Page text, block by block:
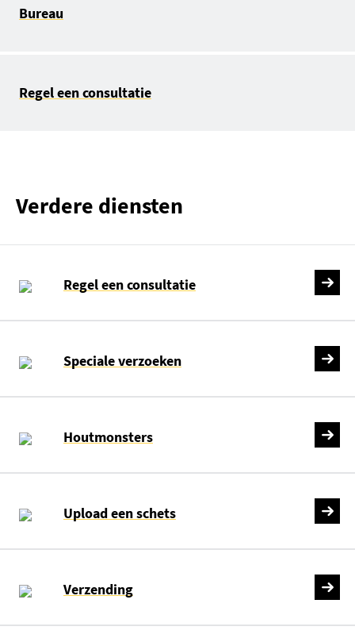
Bureau
Regel een consultatie
Verdere diensten
Regel een consultatie
Speciale verzoeken
Houtmonsters
Upload een schets
Verzending